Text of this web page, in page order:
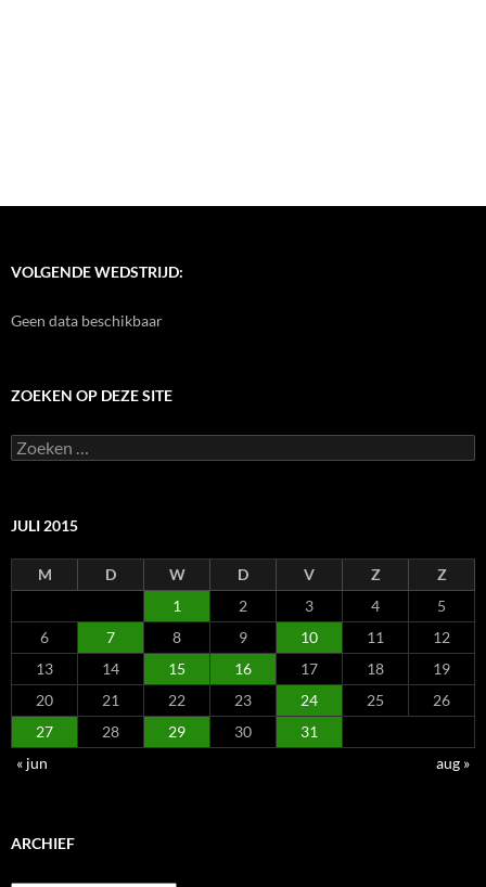
VOLGENDE WEDSTRIJD:
Geen data beschikbaar
ZOEKEN OP DEZE SITE
Zoeken
naar:
JULI 2015
M D W D V Z
Z
1
2 3 4
5
6
7 8 9 10 11
12
13
14 15 16 17 18
19
20
21 22 23 24 25
26
27
28 29 30
31
« jun
aug »
ARCHIEF